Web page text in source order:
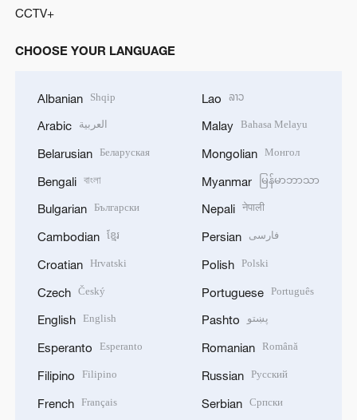
CCTV+
CHOOSE YOUR LANGUAGE
Albanian Shqip
Arabic العربية
Belarusian Беларуская
Bengali বাংলা
Bulgarian Български
Cambodian ខ្មែរ
Croatian Hrvatski
Czech Český
English English
Esperanto Esperanto
Filipino Filipino
French Français
Lao ລາວ
Malay Bahasa Melayu
Mongolian Монгол
Myanmar မြန်မာဘာသာ
Nepali नेपाली
Persian فارسی
Polish Polski
Portuguese Português
Pashto پښتو
Romanian Română
Russian Русский
Serbian Српски